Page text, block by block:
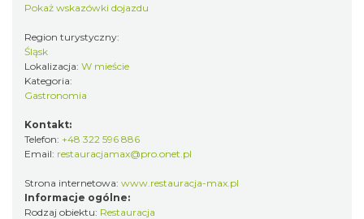
Pokaż wskazówki dojazdu
Region turystyczny:
Śląsk
Lokalizacja: W mieście
Kategoria:
Gastronomia
Kontakt:
Telefon: +48 322 596 886
Email: restauracjamax@pro.onet.pl
Strona internetowa: www.restauracja-max.pl
Informacje ogólne:
Rodzaj obiektu: Restauracja